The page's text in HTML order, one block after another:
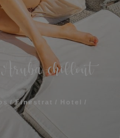
chillout
Finestrat
Hotel